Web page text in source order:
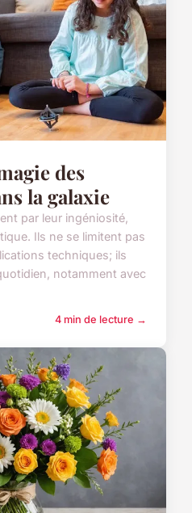
des
la galaxie
par leur ingéniosité,
Ils ne se limitent pas
techniques; ils
notamment avec
4 min de lecture →